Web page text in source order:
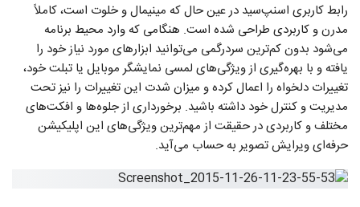
رابط کاربری اسنپ‌سید در عین حال که مینیمال و خلوت است، کاملاً
مدرن و کاربردی طراحی شده است. هنگامی که وارد محیط برنامه
می‌شود بدون کم‌ترین سردرگمی می‌توانید ابزارهای مورد نیاز خود را
یافته و با بهره‌گیری از ویژگی‌های لمسی نمایشگر موبایل یا تبلت خود،
تغییرات دلخواه را اعمال کرده و میزان شدت این تغییرات را نیز تحت
مدیریت و کنترل خود داشته باشید. برخورداری از جلوه‌ها و افکت‌های
مختلف و کاربردی در حقیقت از مهم‌ترین ویژگی‌های این اپلیکیشن
حرفه‌ای ویرایش تصویر به حساب می‌آید.